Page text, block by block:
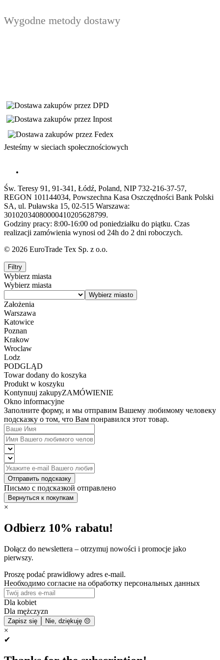
Wygodne metody dostawy
Jesteśmy w sieciach społecznościowych
Św. Teresy 91, 91-341, Łódź, Poland, NIP 732-216-37-57,
REGON 101144034, Powszechna Kasa Oszczędności Bank Polski
SA, ul. Puławska 15, 02-515 Warszawa:
30102034080000410205628799.
Godziny pracy: 8:00-16:00 od poniedziałku do piątku. Czas
realizacji zamówienia wynosi od 24h do 2 dni roboczych.
© 2026 EuroTrade Tex Sp. z o.o.
Filtry
Wybierz miasta
Wybierz miasta
Założenia
Warszawa
Katowice
Poznan
Krakow
Wroclaw
Lodz
PODGLĄD
Towar dodany do koszyka
Produkt w koszyku
Kontynuuj zakupyZAMÓWIENIE
Okno informacyjne
Заполните форму, и мы отправим Вашему любимому человеку
подсказку о том, что Вам понравился этот товар.
Отправить подсказку
Письмо с подсказкой отправлено
Вернуться к покупкам
×
Odbierz 10% rabatu!
Dołącz do newslettera – otrzymuj nowości i promocje jako
pierwszy.
Proszę podać prawidłowy adres e-mail.
Необходимо согласие на обработку персональных данных
Dla kobiet
Dla mężczyzn
Zapisz się Nie, dziękuję 😔
×
✔